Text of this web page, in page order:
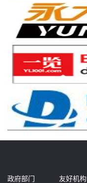
政府部门 友好机构